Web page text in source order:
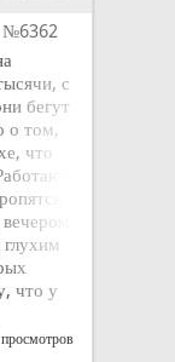
№6362
с
бегут
о том,
что
что у